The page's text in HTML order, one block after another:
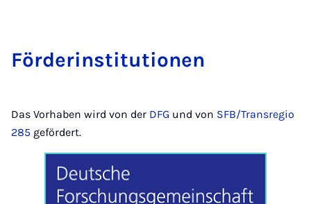
För­der­in­sti­tu­ti­o­nen
Das Vorhaben wird von der DFG und von SFB/Transregio
285 gefördert.